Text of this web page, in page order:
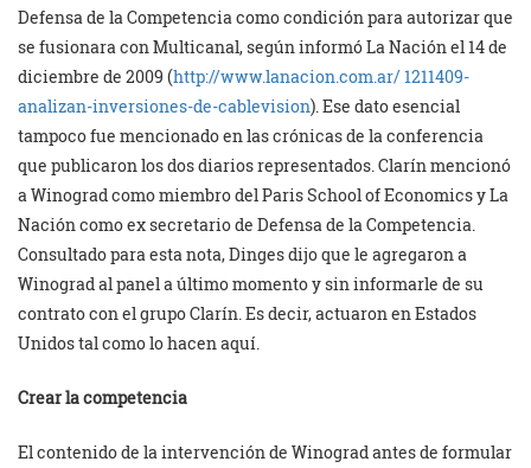
Defensa de la Competencia como condición para autorizar que
se fusionara con Multicanal, según informó La Nación el 14 de
diciembre de 2009 (http://www.lanacion.com.ar/ 1211409-
analizan-inversiones-de-cablevision). Ese dato esencial
tampoco fue mencionado en las crónicas de la conferencia
que publicaron los dos diarios representados. Clarín mencionó
a Winograd como miembro del Paris School of Economics y La
Nación como ex secretario de Defensa de la Competencia.
Consultado para esta nota, Dinges dijo que le agregaron a
Winograd al panel a último momento y sin informarle de su
contrato con el grupo Clarín. Es decir, actuaron en Estados
Unidos tal como lo hacen aquí.
Crear la competencia
El contenido de la intervención de Winograd antes de formular